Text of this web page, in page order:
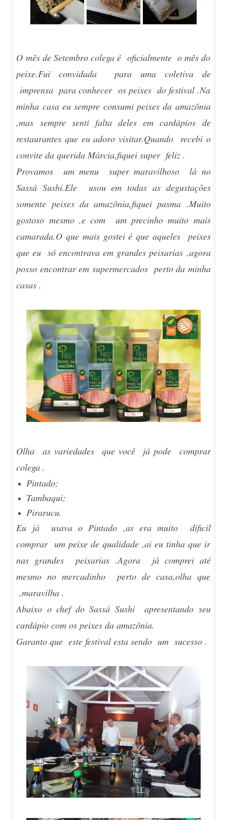
O mês de Setembro colega é oficialmente o mês do
peixe.Fui convidada para uma coletiva de
imprensa para conhecer os peixes do festival .Na
minha casa eu sempre consumi peixes da amazônia
,mas sempre senti falta deles em cardápios de
restaurantes que eu adoro visitar.Quando recebi o
convite da querida Márcia,fiquei super feliz .
Provamos um menu super maravilhoso lá no
Sassá Sushi.Ele usou em todas as degustações
somente peixes da amazônia,fiquei pasma .Muito
gostoso mesmo ,e com um precinho muito mais
camarada.O que mais gostei é que aqueles peixes
que eu só encontrava em grandes peixarias ,agora
posso encontrar em supermercados perto da minha
casas .
Olha as variedades que você já pode comprar
colega .
Pintado;
Tambaqui;
Pirarucu.
Eu já usava o Pintado ,as era muito dificil
comprar um peixe de qualidade ,ai eu tinha que ir
nas grandes peixarias .Agora já comprei até
mesmo no mercadinho perto de casa,olha que
,maravilha .
Abaixo o chef do Sassá Sushi apresentando seu
cardápio com os peixes da amazônia.
Garanto que este festival esta sendo um sucesso .